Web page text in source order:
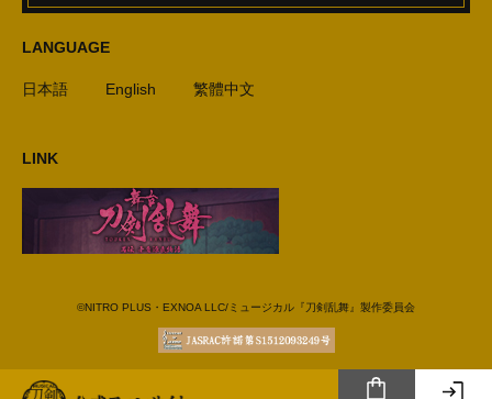
LANGUAGE
日本語 English 繁體中文
LINK
©NITRO PLUS・EXNOA LLC/ミュージカル『刀剣乱舞』製作委員会